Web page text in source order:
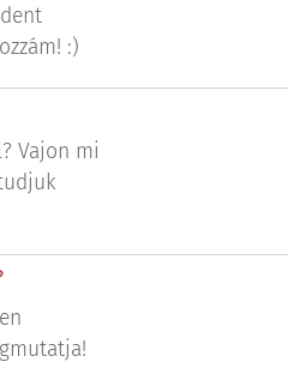
:)
Vajon mi